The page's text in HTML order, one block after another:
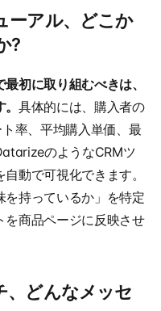
ーアル、どこか
?
初に取り組むべきは、
具体的には、購入者の
率、平均購入単価、最
のようなCRMツ
動で可視化できます。
持っているか」を特定
を商品ページに反映させ
、どんなメッセ